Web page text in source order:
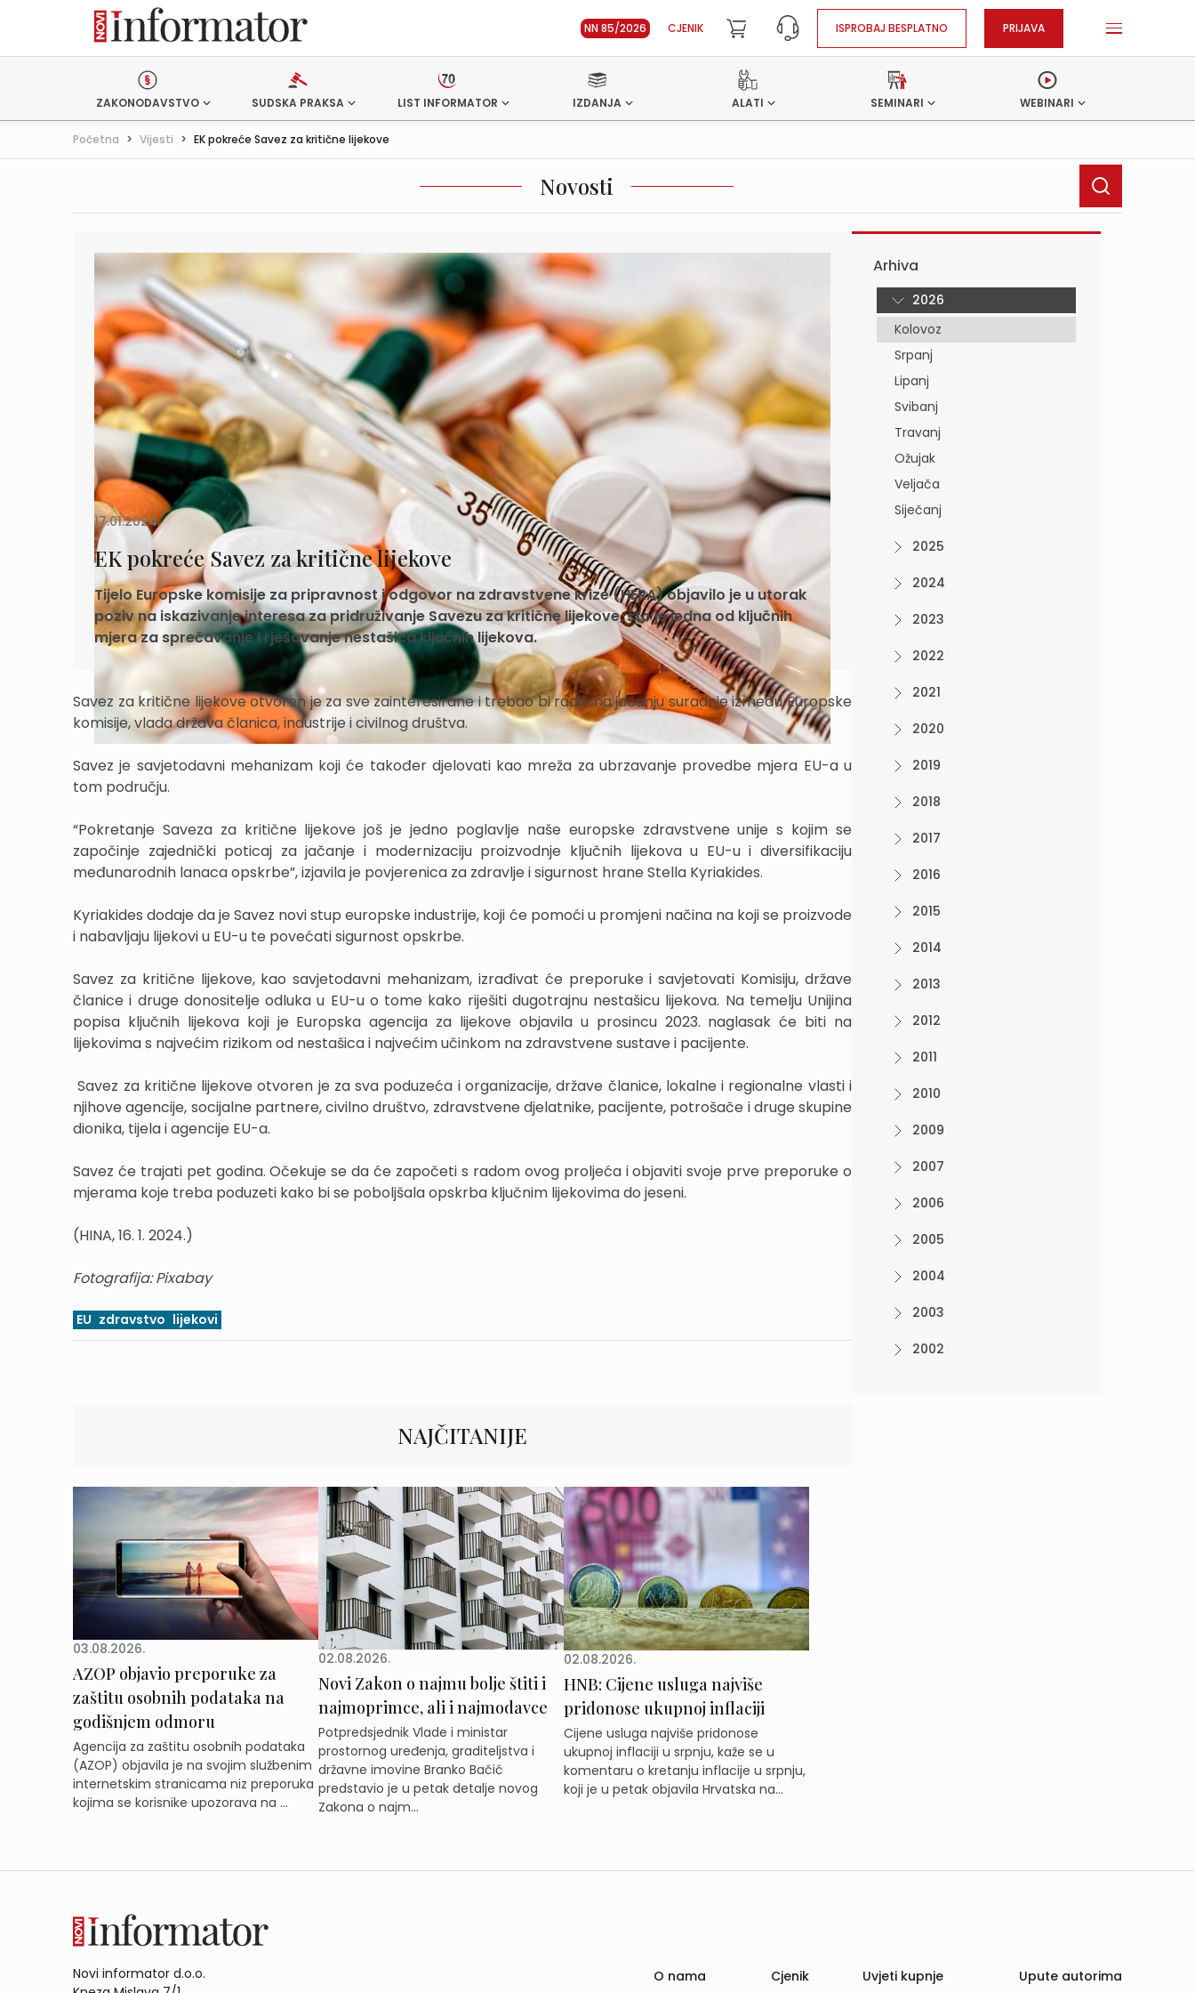
NN 85/2026 CJENIK ISPROBAJ BESPLATNO PRIJAVA
ZAKONODAVSTVO SUDSKA PRAKSA LIST INFORMATOR IZDANJA ALATI SEMINARI WEBINARI
Početna > Vijesti > EK pokreće Savez za kritične lijekove
Novosti
17.01.2024.
EK pokreće Savez za kritične lijekove
Tijelo Europske komisije za pripravnost i odgovor na zdravstvene krize (HERA) objavilo je u utorak
poziv na iskazivanje interesa za pridruživanje Savezu za kritične lijekove, što je jedna od ključnih
mjera za sprečavanje i rješavanje nestašica ključnih lijekova.
Savez za kritične lijekove otvoren je za sve zainteresirane i trebao bi raditi na jačanju suradnje između Europske
komisije, vlada država članica, industrije i civilnog društva.
Savez je savjetodavni mehanizam koji će također djelovati kao mreža za ubrzavanje provedbe mjera EU-a u
tom području.
“Pokretanje Saveza za kritične lijekove još je jedno poglavlje naše europske zdravstvene unije s kojim se
započinje zajednički poticaj za jačanje i modernizaciju proizvodnje ključnih lijekova u EU-u i diversifikaciju
međunarodnih lanaca opskrbe”, izjavila je povjerenica za zdravlje i sigurnost hrane Stella Kyriakides.
Kyriakides dodaje da je Savez novi stup europske industrije, koji će pomoći u promjeni načina na koji se proizvode
i nabavljaju lijekovi u EU-u te povećati sigurnost opskrbe.
Savez za kritične lijekove, kao savjetodavni mehanizam, izrađivat će preporuke i savjetovati Komisiju, države
članice i druge donositelje odluka u EU-u o tome kako riješiti dugotrajnu nestašicu lijekova. Na temelju Unijina
popisa ključnih lijekova koji je Europska agencija za lijekove objavila u prosincu 2023. naglasak će biti na
lijekovima s najvećim rizikom od nestašica i najvećim učinkom na zdravstvene sustave i pacijente.
Savez za kritične lijekove otvoren je za sva poduzeća i organizacije, države članice, lokalne i regionalne vlasti i
njihove agencije, socijalne partnere, civilno društvo, zdravstvene djelatnike, pacijente, potrošače i druge skupine
dionika, tijela i agencije EU-a.
Savez će trajati pet godina. Očekuje se da će započeti s radom ovog proljeća i objaviti svoje prve preporuke o
mjerama koje treba poduzeti kako bi se poboljšala opskrba ključnim lijekovima do jeseni.
(HINA, 16. 1. 2024.)
Fotografija: Pixabay
EU zdravstvo lijekovi
NAJČITANIJE
03.08.2026.
AZOP objavio preporuke za
zaštitu osobnih podataka na
godišnjem odmoru
Agencija za zaštitu osobnih podataka
(AZOP) objavila je na svojim službenim
internetskim stranicama niz preporuka
kojima se korisnike upozorava na ...
02.08.2026.
Novi Zakon o najmu bolje štiti i
najmoprimce, ali i najmodavce
Potpredsjednik Vlade i ministar
prostornog uređenja, graditeljstva i
državne imovine Branko Bačić
predstavio je u petak detalje novog
Zakona o najm...
02.08.2026.
HNB: Cijene usluga najviše
pridonose ukupnoj inflaciji
Cijene usluga najviše pridonose
ukupnoj inflaciji u srpnju, kaže se u
komentaru o kretanju inflacije u srpnju,
koji je u petak objavila Hrvatska na...
Arhiva
2026
Kolovoz
Srpanj
Lipanj
Svibanj
Travanj
Ožujak
Veljača
Siječanj
2025
2024
2023
2022
2021
2020
2019
2018
2017
2016
2015
2014
2013
2012
2011
2010
2009
2007
2006
2005
2004
2003
2002
Novi informator d.o.o.
O nama Cjenik Uvjeti kupnje Upute autorima